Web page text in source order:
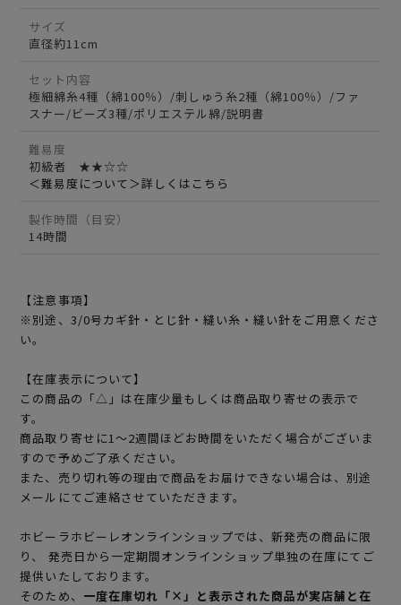
サイズ
直径約11cm
セット内容
極細綿糸4種（綿100％）/刺しゅう糸2種（綿100％）/ファ
スナー/ビーズ3種/ポリエステル綿/説明書
難易度
初級者 ★★☆☆
＜難易度について＞詳しくはこちら
製作時間（目安）
14時間
【注意事項】
※別途、3/0号カギ針・とじ針・縫い糸・縫い針をご用意くださ
い。
【在庫表示について】
この商品の「△」は在庫少量もしくは商品取り寄せの表示で
す。
商品取り寄せに1～2週間ほどお時間をいただく場合がございま
すので予めご了承ください。
また、売り切れ等の理由で商品をお届けできない場合は、別途
メールにてご連絡させていただきます。
ホビーラホビーレオンラインショップでは、新発売の商品に限
り、 発売日から一定期間オンラインショップ単独の在庫にてご
提供いたしております。
そのため、 一度在庫切れ「×」と表示された商品が実店舗と在